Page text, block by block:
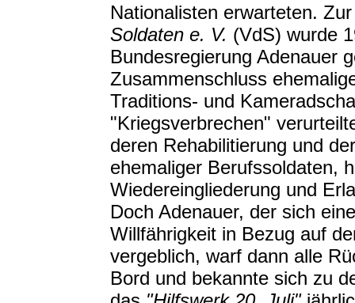
Nationalisten erwarteten.
Soldaten e. V. (VdS) wurde
Bundesregierung Adenauer
Zusammenschluss
Traditions- und
"Kriegsverbrechen"
deren Rehabilitierung und
ehemaliger Berufssoldaten,
Wiedereingliederung und
Doch Adenauer, der sich
Willfährigkeit in Bezug auf
vergeblich, warf dann alle
Bord und bekannte sich zu